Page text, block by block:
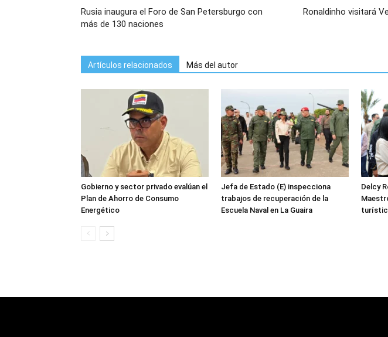
Rusia inaugura el Foro de San Petersburgo con
más de 130 naciones
Ronaldinho visitará
Artículos relacionados Más del autor
Gobierno y sector privado evalúan el
Plan de Ahorro de Consumo
Energético
Jefa de Estado (E) inspecciona
trabajos de recuperación de la
Escuela Naval en La Guaira
Delcy